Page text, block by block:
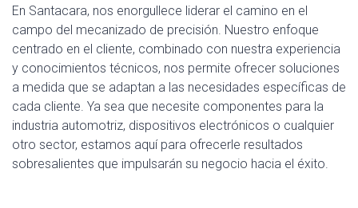
En Santacara, nos enorgullece liderar el camino en el
campo del mecanizado de precisión. Nuestro enfoque
centrado en el cliente, combinado con nuestra experiencia
y conocimientos técnicos, nos permite ofrecer soluciones
a medida que se adaptan a las necesidades específicas de
cada cliente. Ya sea que necesite componentes para la
industria automotriz, dispositivos electrónicos o cualquier
otro sector, estamos aquí para ofrecerle resultados
sobresalientes que impulsarán su negocio hacia el éxito.